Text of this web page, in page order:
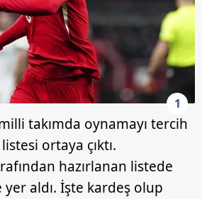
1
takımda oynamayı tercih
ortaya çıktı.
hazırlanan listede
yer aldı. İşte kardeş olup